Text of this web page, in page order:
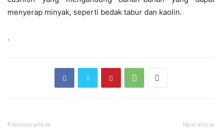
menyerap minyak, seperti bedak tabur dan kaolin.
.
Previous article Next article